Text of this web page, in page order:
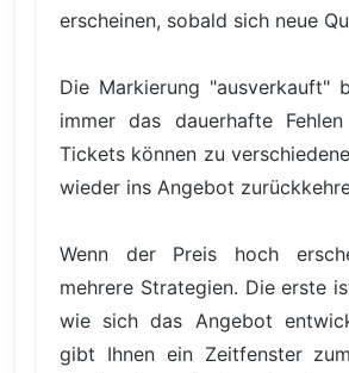
erscheinen, sobald sich neue
Die Markierung "ausverkauft"
immer das dauerhafte
Tickets können zu
wieder ins Angebot
Wenn der Preis hoch
mehrere Strategien. Die erste
wie sich das Angebot
gibt Ihnen ein Zeitfenster